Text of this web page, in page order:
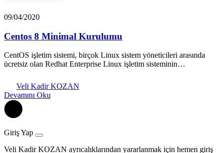
09/04/2020
Centos 8 Minimal Kurulumu
CentOS işletim sistemi, birçok Linux sistem yöneticileri arasında
ücretsiz olan Redhat Enterprise Linux işletim sisteminin…
Veli Kadir KOZAN
Devamını Oku
Giriş Yap
Veli Kadir KOZAN ayrıcalıklarından yararlanmak için hemen giriş